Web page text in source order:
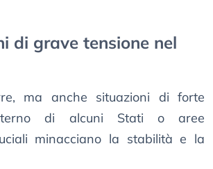
di grave tensione nel
ma anche situazioni di forte
di alcuni Stati o aree
minacciano la stabilità e la